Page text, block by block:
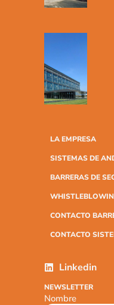
LA EMPRESA
SISTEMAS DE
BARRERAS DE
CONTACTO
CONTACTO
Linkedin
NEWSLETTER
Nombre